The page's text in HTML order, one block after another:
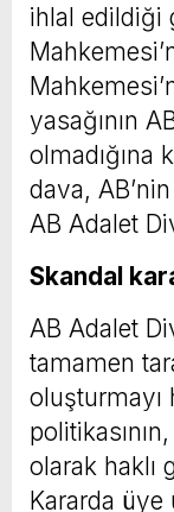
ihlal edildiği
yasağının
olmadığına
dava,
AB Adalet
Skandal
AB Adalet
tamamen
oluşturmayı
olarak haklı
Kararda